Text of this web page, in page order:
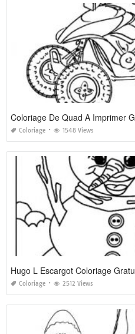
Coloriage De Quad A Imprimer
Coloriage 1548 Views
Hugo L Escargot Coloriage
Coloriage 2512 Views